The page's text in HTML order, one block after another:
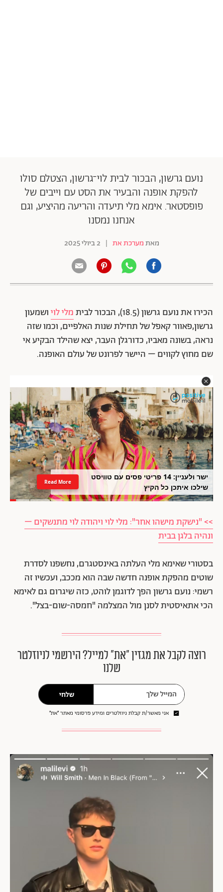
נועם גרשון, הבכור לבית לוי־גרשון, הצטלם סולו
להפקת אופנה והבעיר את הסט עם וייבים של
פופסטאר. אימא מלי תיעדה והריעה מהיציע, וגם
אנחנו נמסנו
מאתמערכת את | 2 ביולי 2025
הכירו את נועם גרשון (18.5), הבכור לבית מלי לויושמעון
גרשון,פאוור קאפל של תחילת שנות האלפיים, וכמו שזה
נראה, בשונה מאביו, כדורגלן העבר, יצא שהילד הבקיע אי
שם מחוץ לקווים – היישר לפרונט של עולם האופנה.
ישר ולעניין: 14 פריטי פסים עם טוויסט
שילכו איתכן כל הקיץ
Read More
>> "נישקת מישהו אחר": מלי לוי ויהודה לוי מתנשקים –
ונהיה בלגן בבית
בסטורי שאימא מלי העלתה באינסטגרם, נחשפנו לסדרת
שוטים מהפקת אופנה חדשה שבה הוא מככב, ועכשיו זה
רשמי: נועם גרשון הפך לדוגמן לוהט, כזה שיגרום גם לאימא
הכי אתאיסטית לסנן מול המצלמה "חמסה-שום-בצל".
רוצה לקבל את מגזין ״את״ למייל? הירשמי לניוזלטר
שלנו
שלחי
אני מאשר/ת קבלת ניוזלטרים ומידע פרסומי מאתר ״את״